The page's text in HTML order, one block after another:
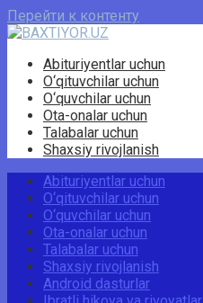
Перейти к контенту
Abituriyentlar uchun
O‘qituvchilar uchun
O‘quvchilar uchun
Ota-onalar uchun
Talabalar uchun
Shaxsiy rivojlanish
Abituriyentlar uchun
O‘qituvchilar uchun
O‘quvchilar uchun
Ota-onalar uchun
Talabalar uchun
Shaxsiy rivojlanish
Android dasturlar